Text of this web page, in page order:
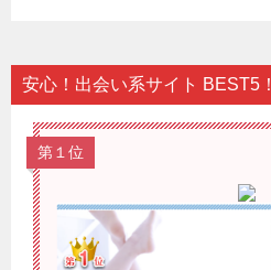
安心！出会い系サイト BEST5！
第１位